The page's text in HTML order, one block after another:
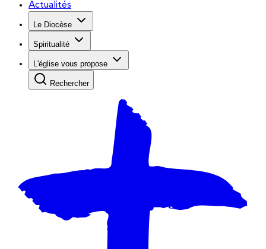
Actualités
Le Diocèse
Spiritualité
L'église vous propose
Rechercher